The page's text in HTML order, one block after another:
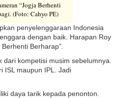
“Jogja Berhenti
(Foto: Cahyo PE)
penyelenggaraan Indonesia
dengan baik. Harapan Roy
Berharap”.
kompetisi musim sebelumnya.
ISL maupun IPL. Jadi
daya tarik kepada penonton.